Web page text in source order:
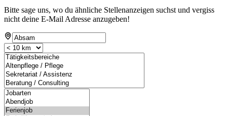
Bitte sage uns, wo du ähnliche Stellenanzeigen suchst und vergiss
nicht deine E-Mail Adresse anzugeben!